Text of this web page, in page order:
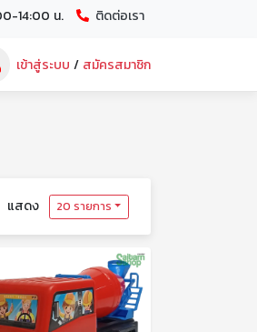
14:00 น. ติดต่อเรา
เข้าสู่ระบบ / สมัครสมาชิก
แสดง 20 รายการ